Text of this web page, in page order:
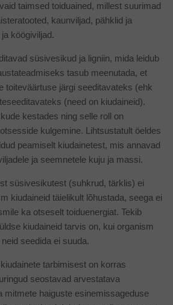
taimsed toiduained, millest suurimad
kaunviljad, pähklid ja
köögiviljad.
süsivesikud ja ligniin, mida leidub
tasub meenutada, et
toiteväärtuse järgi seeditavateks (ehk
(need on kiudaineid).
kestades ning selle roll on
kulgemine. Lihtsustatult öeldes
peamiselt kiudainetest, mis annavad
ja seemnetele kuju ja massi.
süsivesikutest (suhkrud, tärklis) ei
kiudaineid täielikult lõhustada, seega ei
ka otseselt toiduenergiat. Tekib
kiudaineid tarvis on, kui organism
seedida ei suuda.
tarbimisest on korras
seostavad arvestatava
mitmete haiguste esinemissageduse